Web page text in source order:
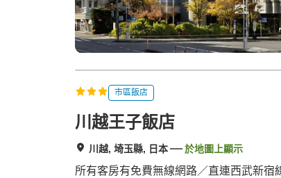
市區飯店
川越王子飯店
川越, 埼玉縣, 日本 於地圖上顯示
所有客房有免費無線網路／直連西武新